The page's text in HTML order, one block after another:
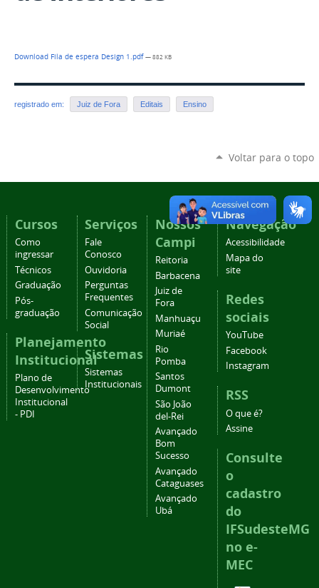
Download Fila de espera Design 1.pdf— 882 KB
registrado em: Juiz de Fora Editais Ensino
Voltar para o topo
Cursos
Como
ingressar
Técnicos
Graduação
Pós-
graduação
Planejamento
Institucional
Plano de
Desenvolvimento
Institucional
- PDI
Serviços
Fale
Conosco
Ouvidoria
Perguntas
Frequentes
Comunicação
Social
Sistemas
Sistemas
Institucionais
Nossos
Campi
Reitoria
Barbacena
Juiz de
Fora
Manhuaçu
Muriaé
Rio
Pomba
Santos
Dumont
São João
del-Rei
Avançado
Bom
Sucesso
Avançado
Cataguases
Avançado
Ubá
Navegação
Acessibilidade
Mapa do
site
Redes
sociais
YouTube
Facebook
Instagram
RSS
O que é?
Assine
Consulte
o
cadastro
do
IFSudesteMG
no e-
MEC